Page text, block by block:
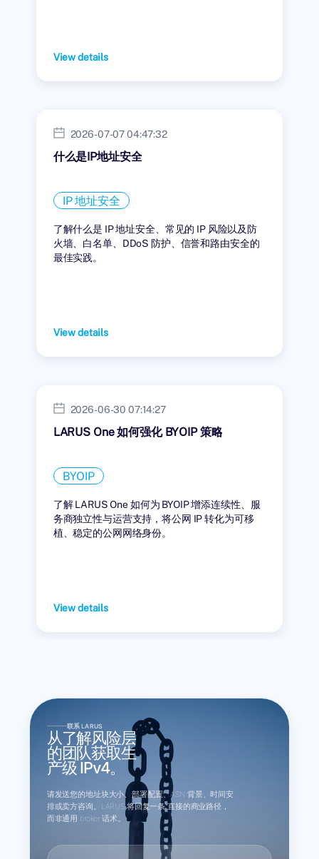
View details
2026-07-07 04:47:32
什么是IP地址安全
IP 地址安全
了解什么是 IP 地址安全、常见的 IP 风险以及防
火墙、白名单、DDoS 防护、信誉和路由安全的
最佳实践。
View details
2026-06-30 07:14:27
LARUS One 如何强化 BYOIP 策略
BYOIP
了解 LARUS One 如何为 BYOIP 增添连续性、服
务商独立性与运营支持，将公网 IP 转化为可移
植、稳定的公网网络身份。
View details
联系 LARUS
从了解风险层
的团队获取生
产级 IPv4。
请发送您的地址块大小、部署配置、ASN 背景、时间安
排或卖方咨询。LARUS 将回复一条 直接的商业路径，
而非通用 broker 话术。